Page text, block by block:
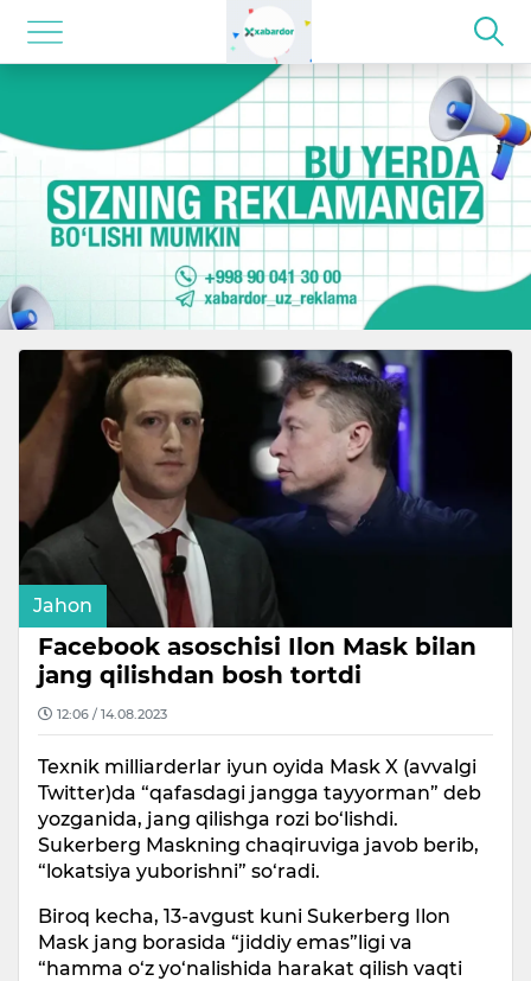
Jahon
Facebook asoschisi Ilon Mask bilan
jang qilishdan bosh tortdi
12:06 / 14.08.2023
Texnik milliarderlar iyun oyida Mask X (avvalgi
Twitter)da “qafasdagi jangga tayyorman” deb
yozganida, jang qilishga rozi bo‘lishdi.
Sukerberg Maskning chaqiruviga javob berib,
“lokatsiya yuborishni” so‘radi.
Biroq kecha, 13-avgust kuni Sukerberg Ilon
Mask jang borasida “jiddiy emas”ligi va
“hamma o‘z yo‘nalishida harakat qilish vaqti